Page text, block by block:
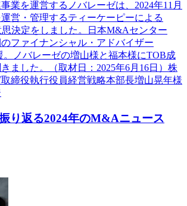
業を運営するノバレーゼは、2024年11月
営・管理するティーケーピーによる
決定をしました。日本M&Aセンター
ファイナンシャル・アドバイザー
。ノバレーゼの増山様と福本様にTOB成
ました。（取材日：2025年6月16日）株
締役執行役員経営戦略本部長増山晃年様
り返る2024年のM&Aニュース